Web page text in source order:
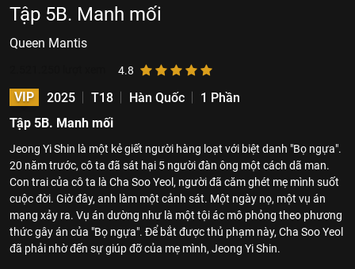
Tập 5B. Manh mối
Queen Mantis
4.8
VIP 2025 T18 Hàn Quốc
1 Phần
Tập 5B. Manh mối
Jeong Yi Shin là một kẻ giết người hàng loạt với biệt danh "Bọ ngựa".
20 năm trước, cô ta đã sát hại 5 người đàn ông một cách dã man.
Con trai của cô ta là Cha Soo Yeol, người đã căm ghét mẹ mình suốt
cuộc đời. Giờ đây, anh làm một cảnh sát. Một ngày nọ, một vụ án
mạng xảy ra. Vụ án dường như là một tội ác mô phỏng theo phương
thức gây án của "Bọ ngựa". Để bắt được thủ phạm này, Cha Soo Yeol
đã phải nhờ đến sự giúp đỡ của mẹ mình, Jeong Yi Shin.